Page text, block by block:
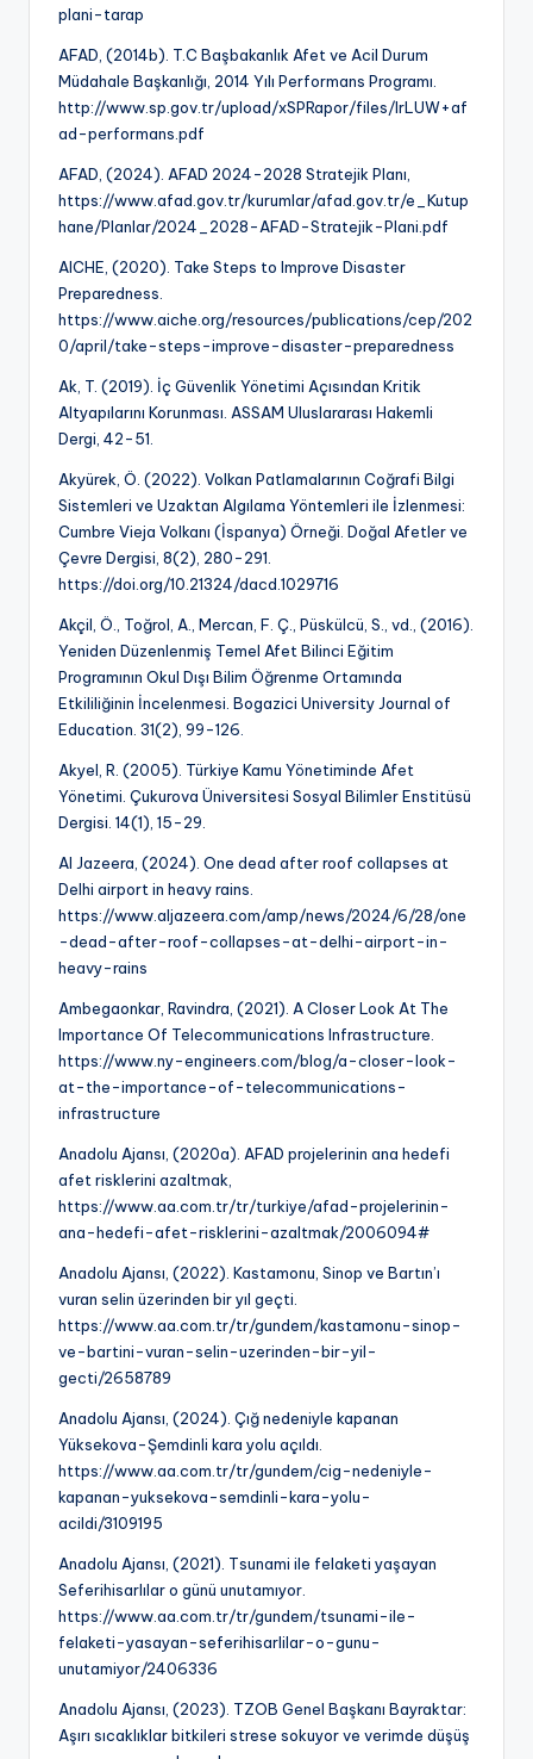
plani-tarap
AFAD, (2014b). T.C Başbakanlık Afet ve Acil Durum
Müdahale Başkanlığı, 2014 Yılı Performans Programı.
http://www.sp.gov.tr/upload/xSPRapor/files/lrLUW+af
ad-performans.pdf
AFAD, (2024). AFAD 2024-2028 Stratejik Planı,
https://www.afad.gov.tr/kurumlar/afad.gov.tr/e_Kutup
hane/Planlar/2024_2028-AFAD-Stratejik-Plani.pdf
AICHE, (2020). Take Steps to Improve Disaster
Preparedness.
https://www.aiche.org/resources/publications/cep/202
0/april/take-steps-improve-disaster-preparedness
Ak, T. (2019). İç Güvenlik Yönetimi Açısından Kritik
Altyapılarını Korunması. ASSAM Uluslararası Hakemli
Dergi, 42-51.
Akyürek, Ö. (2022). Volkan Patlamalarının Coğrafi Bilgi
Sistemleri ve Uzaktan Algılama Yöntemleri ile İzlenmesi:
Cumbre Vieja Volkanı (İspanya) Örneği. Doğal Afetler ve
Çevre Dergisi, 8(2), 280-291.
https://doi.org/10.21324/dacd.1029716
Akçil, Ö., Toğrol, A., Mercan, F. Ç., Püskülcü, S., vd., (2016).
Yeniden Düzenlenmiş Temel Afet Bilinci Eğitim
Programının Okul Dışı Bilim Öğrenme Ortamında
Etkililiğinin İncelenmesi. Bogazici University Journal of
Education. 31(2), 99-126.
Akyel, R. (2005). Türkiye Kamu Yönetiminde Afet
Yönetimi. Çukurova Üniversitesi Sosyal Bilimler Enstitüsü
Dergisi. 14(1), 15-29.
Al Jazeera, (2024). One dead after roof collapses at
Delhi airport in heavy rains.
https://www.aljazeera.com/amp/news/2024/6/28/one
-dead-after-roof-collapses-at-delhi-airport-in-
heavy-rains
Ambegaonkar, Ravindra, (2021). A Closer Look At The
Importance Of Telecommunications Infrastructure.
https://www.ny-engineers.com/blog/a-closer-look-
at-the-importance-of-telecommunications-
infrastructure
Anadolu Ajansı, (2020a). AFAD projelerinin ana hedefi
afet risklerini azaltmak,
https://www.aa.com.tr/tr/turkiye/afad-projelerinin-
ana-hedefi-afet-risklerini-azaltmak/2006094#
Anadolu Ajansı, (2022). Kastamonu, Sinop ve Bartın’ı
vuran selin üzerinden bir yıl geçti.
https://www.aa.com.tr/tr/gundem/kastamonu-sinop-
ve-bartini-vuran-selin-uzerinden-bir-yil-
gecti/2658789
Anadolu Ajansı, (2024). Çığ nedeniyle kapanan
Yüksekova-Şemdinli kara yolu açıldı.
https://www.aa.com.tr/tr/gundem/cig-nedeniyle-
kapanan-yuksekova-semdinli-kara-yolu-
acildi/3109195
Anadolu Ajansı, (2021). Tsunami ile felaketi yaşayan
Seferihisarlılar o günü unutamıyor.
https://www.aa.com.tr/tr/gundem/tsunami-ile-
felaketi-yasayan-seferihisarlilar-o-gunu-
unutamiyor/2406336
Anadolu Ajansı, (2023). TZOB Genel Başkanı Bayraktar:
Aşırı sıcaklıklar bitkileri strese sokuyor ve verimde düşüş